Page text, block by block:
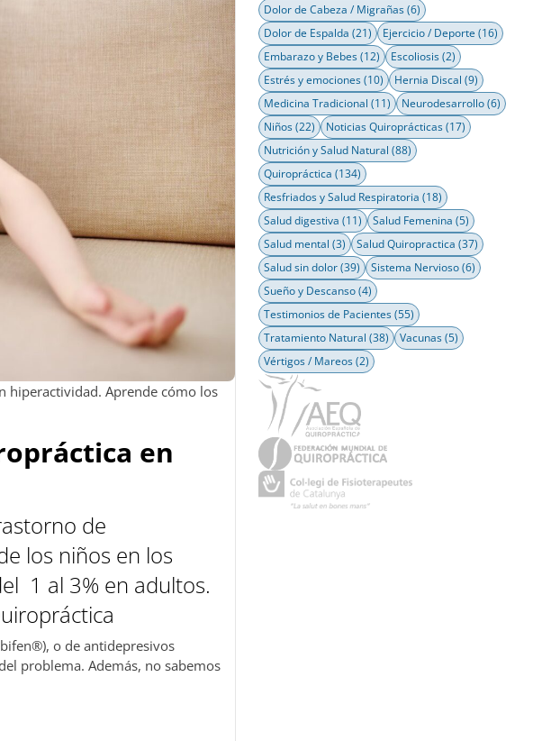
hiperactividad. Aprende cómo los
en
de
los niños en los
1 al 3% en adultos.
o de antidepresivos
problema. Además, no sabemos
Dolor de Cabeza / Migrañas(6)
Dolor de Espalda (21) Ejercicio / Deporte (16)
Embarazo y Bebes(12) Escoliosis(2)
Estrés y emociones(10) Hernia Discal (9)
Medicina Tradicional (11) Neurodesarrollo(6)
Niños(22) Noticias Quiroprácticas(17)
Nutrición y Salud Natural (88)
Quiropráctica (134)
Resfriados y Salud Respiratoria (18)
Salud digestiva (11) Salud Femenina (5)
Salud mental (3) Salud Quiropractica (37)
Salud sin dolor(39) Sistema Nervioso(6)
Sueño y Descanso(4)
Testimonios de Pacientes(55)
Tratamiento Natural (38) Vacunas(5)
Vértigos / Mareos(2)